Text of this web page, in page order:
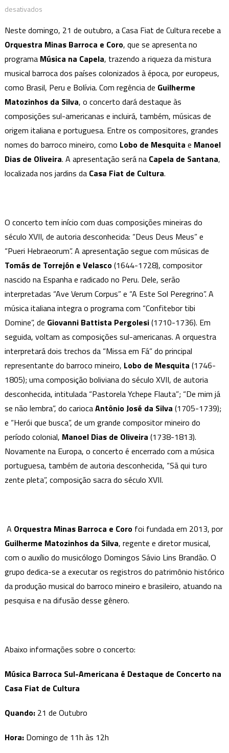
desativadosem
Barroca
Sul-
Americana
é
Destaque
de
Concerto
Casa
Fiat
de
Cultura
Neste domingo, 21 de outubro, a Casa Fiat de Cultura recebe a
Orquestra Minas Barroca e Coro, que se apresenta no
programa Música na Capela, trazendo a riqueza da mistura
musical barroca dos países colonizados à época, por europeus,
como Brasil, Peru e Bolívia. Com regência de Guilherme
Matozinhos da Silva, o concerto dará destaque às
composições sul-americanas e incluirá, também, músicas de
origem italiana e portuguesa. Entre os compositores, grandes
nomes do barroco mineiro, como Lobo de Mesquita e Manoel
Dias de Oliveira. A apresentação será na Capela de Santana,
localizada nos jardins da Casa Fiat de Cultura.
O concerto tem início com duas composições mineiras do
século XVII, de autoria desconhecida: “Deus Deus Meus” e
“Pueri Hebraeorum”. A apresentação segue com músicas de
Tomás de Torrejón e Velasco(1644-1728), compositor
nascido na Espanha e radicado no Peru. Dele, serão
interpretadas “Ave Verum Corpus” e “A Este Sol Peregrino”. A
música italiana integra o programa com “Confitebor tibi
Domine”, de Giovanni Battista Pergolesi(1710-1736). Em
seguida, voltam as composições sul-americanas. A orquestra
interpretará dois trechos da “Missa em Fá” do principal
representante do barroco mineiro, Lobo de Mesquita (1746-
1805); uma composição boliviana do século XVII, de autoria
desconhecida, intitulada “Pastorela Ychepe Flauta”; “De mim já
se não lembra”, do cariocaAntônio José da Silva (1705-1739);
e “Herói que busca”, de um grande compositor mineiro do
período colonial, Manoel Dias de Oliveira (1738-1813).
Novamente na Europa, o concerto é encerrado com a música
portuguesa, também de autoria desconhecida, “Sã qui turo
zente pleta”, composição sacra do século XVII.
A Orquestra Minas Barroca e Corofoi fundada em 2013, por
Guilherme Matozinhos da Silva, regente e diretor musical,
com o auxílio do musicólogo Domingos Sávio Lins Brandão. O
grupo dedica-se a executar os registros do patrimônio histórico
da produção musical do barroco mineiro e brasileiro, atuando na
pesquisa e na difusão desse gênero.
Abaixo informações sobre o concerto:
Música Barroca Sul-Americana é Destaque de Concerto na
Casa Fiat de Cultura
Quando: 21 de Outubro
Hora: Domingo de 11h às 12h